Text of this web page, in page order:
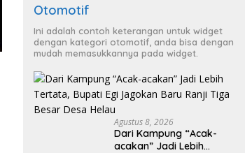
Otomotif
Ini adalah contoh keterangan untuk widget
dengan kategori otomotif, anda bisa dengan
mudah memasukkannya pada widget.
Agustus 8, 2026
Dari Kampung “Acak-
acakan” Jadi Lebih